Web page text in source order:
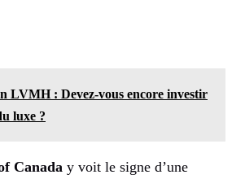
LVMH : Devez-vous encore investir
luxe ?
Canada y voit le signe d’une